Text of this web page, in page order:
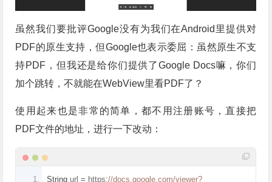
虽然我们要批评Google没有为我们在Android里提供对
PDF的原生支持，但Google也表示委屈：虽然原生不支
持PDF，但我还是给你们提供了Google Docs嘛，你们
加个跳转，不就能在WebView里看PDF了？
使用起来也是非常的简单，都不用注册账号，直接把
PDF文件的地址，进行一下改动：
String url = https://docs.google.com/viewer?